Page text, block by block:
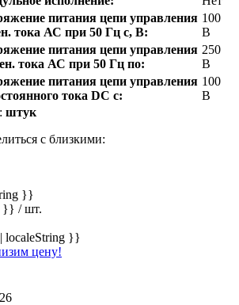
питания цепи управления
тока АС при 50 Гц с, В:
100
В
питания цепи управления
тока АС при 50 Гц по:
250
В
питания цепи управления
тока DC с:
100
В
штук
с близкими:
}}
}} / шт.
localeString }}
цену!